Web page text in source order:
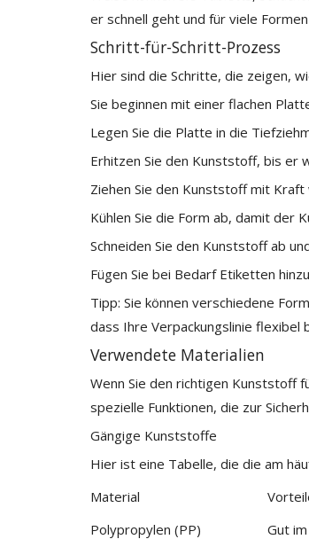
er schnell geht und für viele
Schritt-für-Schritt-Prozess
Hier sind die Schritte, die zeigen,
Sie beginnen mit einer flachen
Legen Sie die Platte in die
Erhitzen Sie den Kunststoff, bis er
Ziehen Sie den Kunststoff mit
Kühlen Sie die Form ab, damit der
Schneiden Sie den Kunststoff ab
Fügen Sie bei Bedarf Etiketten
Tipp: Sie können verschiedene
dass Ihre Verpackungslinie flexibel
Verwendete Materialien
Wenn Sie den richtigen Kunststoff
spezielle Funktionen, die zur
Gängige Kunststoffe
Hier ist eine Tabelle, die die am
Material
Polypropylen (PP)
Gut